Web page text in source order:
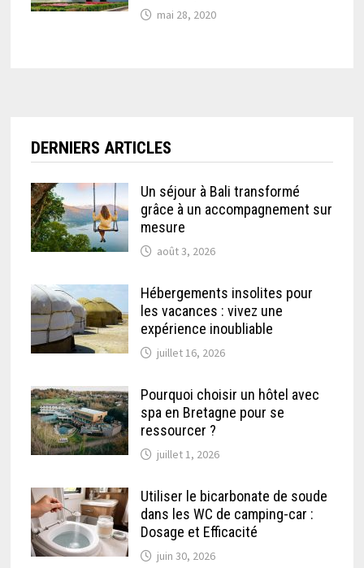
mai 28, 2020
DERNIERS ARTICLES
Un séjour à Bali transformé
grâce à un accompagnement sur
mesure
août 3, 2026
Hébergements insolites pour
les vacances : vivez une
expérience inoubliable
juillet 16, 2026
Pourquoi choisir un hôtel avec
spa en Bretagne pour se
ressourcer ?
juillet 1, 2026
Utiliser le bicarbonate de soude
dans les WC de camping-car :
Dosage et Efficacité
juin 30, 2026